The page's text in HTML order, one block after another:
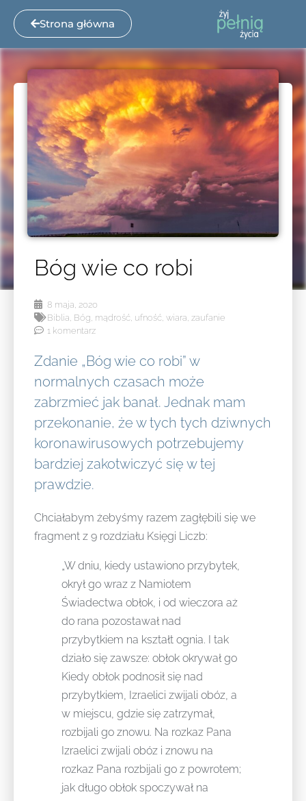
Strona główna
Bóg wie co robi
8 maja, 2020
Biblia Bóg mądrość ufność wiara zaufanie
1 komentarz
Zdanie „Bóg wie co robi” w
normalnych czasach może
zabrzmieć jak banał. Jednak mam
przekonanie, że w tych tych dziwnych
koronawirusowych potrzebujemy
bardziej zakotwiczyć się w tej
prawdzie.
Chciałabym żebyśmy razem zagłębili się we
fragment z 9 rozdziału Księgi Liczb:
„W dniu, kiedy ustawiono przybytek,
okrył go wraz z Namiotem
Świadectwa obłok, i od wieczora aż
do rana pozostawał nad
przybytkiem na kształt ognia. I tak
działo się zawsze: obłok okrywał go
Kiedy obłok podnosił się nad
przybytkiem, Izraelici zwijali obóz, a
w miejscu, gdzie się zatrzymał,
rozbijali go znowu. Na rozkaz Pana
Izraelici zwijali obóz i znowu na
rozkaz Pana rozbijali go z powrotem;
jak długo obłok spoczywał na